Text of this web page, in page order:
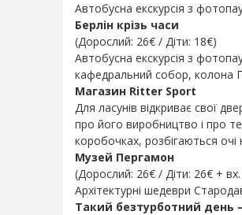
Автобусна екскурсія з
Берлін крізь часи
(Дорослий: 26€ / Діти: 18€)
Автобусна екскурсія з
кафедральний собор, колона
Магазин Ritter Sport
Для ласунів відкриває свої
про його виробництво і про
коробочках, розбігаються
Музей Пергамон
(Дорослий: 26€ / Діти: 26€ +
Архітектурні шедеври
Такий безтурботний день